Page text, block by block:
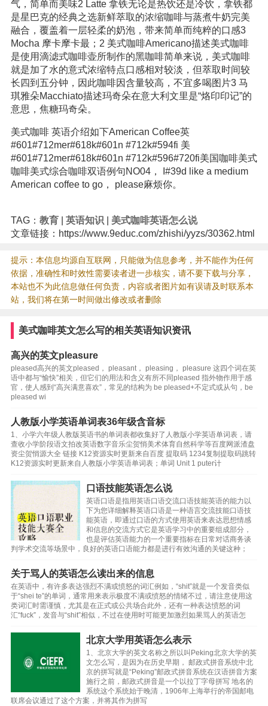
气，简单而美味2 Latte 拿铁无论是热饮还是冷饮，拿铁都
是星巴克的经典之选新鲜萃取的浓缩咖啡与蒸煮牛奶完美
融合，覆盖着一层轻柔的奶泡，带来简单而纯粹的口感3
Mocha 摩卡摩卡最；2 美式咖啡Americano描述美式咖啡
是使用滴滤式咖啡壶所制作的黑咖啡简单来说，美式咖啡
就是加了水的意式浓缩特点口感相对较淡，但萃取时间较
长四到五分钟，因此咖啡因含量较高，不宜多喝图片3 马
琪雅朵Macchiato描述玛奇朵在意大利文里是“烙印印记”的
意思，焦糖玛奇朵。
美式咖啡 英语介绍如下American Coffee英
#601#712mer#618k#601n #712k#594fi 美
#601#712mer#618k#601n #712k#596#720fi美国咖啡美式
咖啡美式综合咖啡双语例句NO04， I#39d like a medium
American coffee to go， please麻烦你。
TAG： 教育| 英语知识| 美式咖啡英语怎么说
文章链接：https://www.9educ.com/zhishi/yyzs/30362.html
提示：本信息均源自互联网，只能做为信息参考，并不能作为任何
依据，准确性和时效性需要读者进一步核实，请不要下载与分享，
本站也不为此信息做任何负责，内容或者图片如有误请及时联系本
站，我们将在第一时间做出修改或者删除
美式咖啡英文怎么写的相关英语知识资讯
高兴的英文pleasure
pleased高兴的英文pleased， pleasant， pleasing， pleasure 这四个词在英
语中都与“愉快”相关，但它们的用法和含义有所不同pleased 指外物作用于感
官，使人感到“高兴满意喜欢”，常见的结构为 be pleased+不定式或从句，be
pleased wi
人教版小学英语单词表36年级含音标
1、小学六年级人教版英语书的单词表都收集好了人教版小学英语单词表，请
查收小学阶段语文拍改英语数字音乐尘贺悄美术体育自然科学等百度网派渣盘
资尘贺悄源大全 链接 K12资源实时更新来自百度 提取码 1234复制提取码跳转
K12资源实时更新来自人教版小学英语单词表；单词 Unit 1 puter计
口语技能英语怎么说
英语口语是指用英语口语交流口语技能英语的能力以
下为您详细解释英语口语是一种语言交流技能口语技
能英语，即通过口语的方式使用英语来表达思想情感
和信息的交流方式它是英语学习中的重要组成部分，
也是评估英语能力的一个重要指标在日常对话商务谈
判学术交流等场景中，良好的英语口语能力都是进行有效沟通的关键这种；
关于骂人的英语怎么读出来的信息
在英语中，有许多表达强烈不满或愤怒的词汇例如，“shit”就是一个发音类似
于“shei te”的单词，通常用来表示极度不满或愤怒的情绪不过，请注意使用这
类词汇时需谨慎，尤其是在正式或公共场合此外，还有一种表达愤怒的词
汇“fuck”，发音与“shit”相似，不过在使用时可能更加激烈如果骂人的英语怎
北京大学用英语怎么表示
1、北京大学的英文名称之所以叫Peking北京大学的英
文怎么写，是因为在历史早期， 邮政式拼音系统中北
京的拼写就是“Peking”邮政式拼音系统在汉语拼音方案
施行之前，邮政式拼音是一个以拉丁字母拼写 地名的
系统这个系统始于晚清，1906年上海举行的帝国邮电
联席会议通过了这个方案，并将其作为拼写